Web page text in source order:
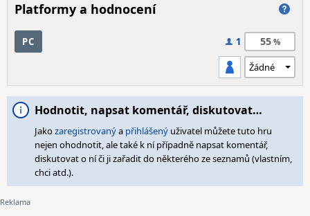
Platformy a hodnocení
PC 1 55
Hodnotit, napsat komentář, diskutovat…
Jakozaregistrovanýa přihlášený uživatel můžete tuto hru
nejen ohodnotit, ale také k ní případně napsat komentář,
diskutovat o ní či ji zařadit do některého ze seznamů (vlastním,
chci atd.).